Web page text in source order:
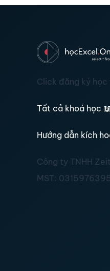
Click đăng ký học
Tất cả khoá học 📖
Hướng dẫn kích
Công ty TNHH
MST: 0315976395